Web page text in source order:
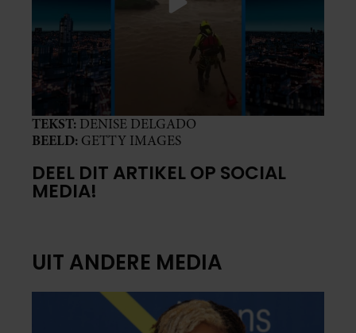
TEKST: DENISE DELGADO
BEELD: GETTY IMAGES
DEEL DIT ARTIKEL OP SOCIAL
MEDIA!
UIT ANDERE MEDIA